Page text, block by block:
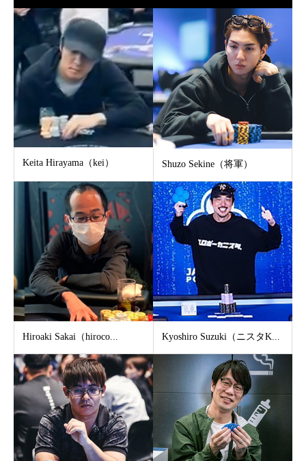
Keita Hirayama（kei） Shuzo Sekine（将軍）
Hiroaki Sakai（hiroco... Kyoshiro Suzuki（ニスタK...